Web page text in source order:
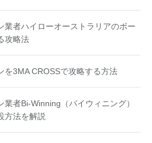
業者ハイローオーストラリアのボー
攻略法
を3MA CROSSで攻略する方法
者Bi-Winning（バイウィニング）
方法を解説